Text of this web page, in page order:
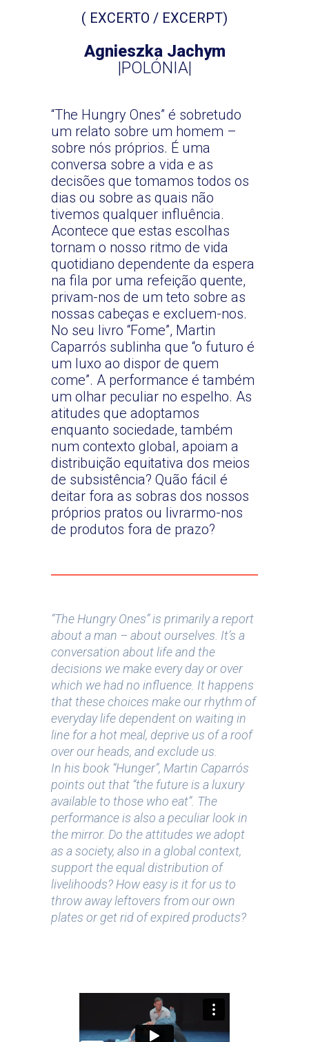
( EXCERTO / EXCERPT)
Agnieszka Jachym
|POLÓNIA|
“The Hungry Ones” é sobretudo
um relato sobre um homem –
sobre nós próprios. É uma
conversa sobre a vida e as
decisões que tomamos todos os
dias ou sobre as quais não
tivemos qualquer influência.
Acontece que estas escolhas
tornam o nosso ritmo de vida
quotidiano dependente da espera
na fila por uma refeição quente,
privam-nos de um teto sobre as
nossas cabeças e excluem-nos.
No seu livro “Fome”, Martin
Caparrós sublinha que “o futuro é
um luxo ao dispor de quem
come”. A performance é também
um olhar peculiar no espelho. As
atitudes que adoptamos
enquanto sociedade, também
num contexto global, apoiam a
distribuição equitativa dos meios
de subsistência? Quão fácil é
deitar fora as sobras dos nossos
próprios pratos ou livrarmo-nos
de produtos fora de prazo?
“The Hungry Ones” is primarily a report
about a man – about ourselves. It’s a
conversation about life and the
decisions we make every day or over
which we had no influence. It happens
that these choices make our rhythm of
everyday life dependent on waiting in
line for a hot meal, deprive us of a roof
over our heads, and exclude us.
In his book “Hunger”, Martin Caparrós
points out that “the future is a luxury
available to those who eat”. The
performance is also a peculiar look in
the mirror. Do the attitudes we adopt
as a society, also in a global context,
support the equal distribution of
livelihoods? How easy is it for us to
throw away leftovers from our own
plates or get rid of expired products?